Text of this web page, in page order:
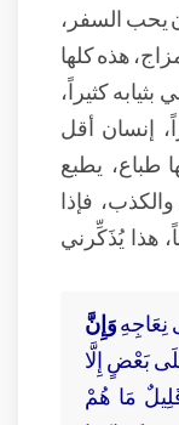
يحب السفر،
هذه كلها
كثيراً،
إنسان أقل
طباع، يطبع
فإذا
هذا يُذَكِّرني
وَإِنَّ
بَعْضٍ إِلَّا
مَا هُمْ